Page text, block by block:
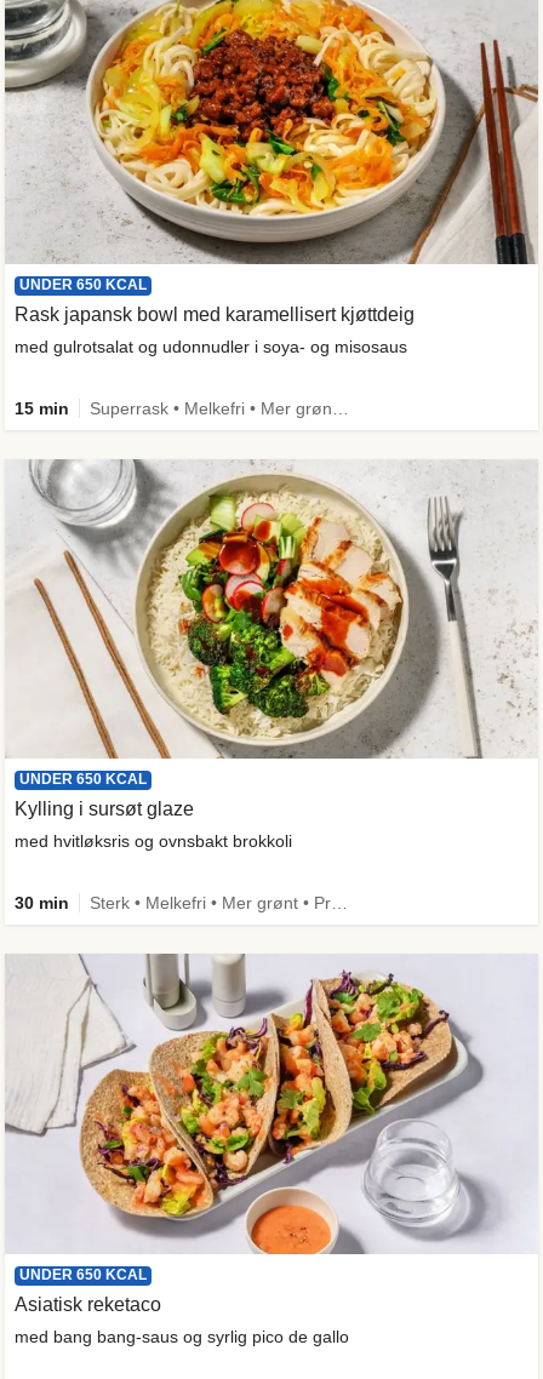
UNDER 650 KCAL
Rask japansk bowl med karamellisert kjøttdeig
med gulrotsalat og udonnudler i soya- og misosaus
15 min
UNDER 650 KCAL
Kylling i sursøt glaze
med hvitløksris og ovnsbakt brokkoli
30 min
UNDER 650 KCAL
Asiatisk reketaco
med bang bang-saus og syrlig pico de gallo